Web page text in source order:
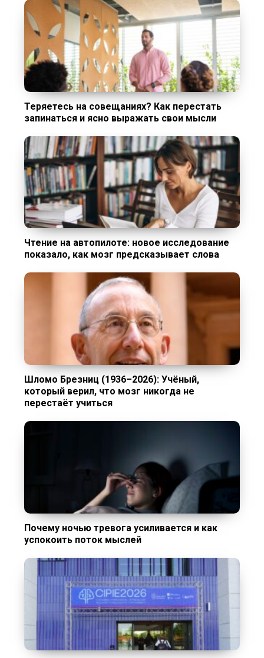
Теряетесь на совещаниях? Как перестать
запинаться и ясно выражать свои мысли
Чтение на автопилоте: новое исследование
показало, как мозг предсказывает слова
Шломо Брезниц (1936–2026): Учёный,
который верил, что мозг никогда не
перестаёт учиться
Почему ночью тревога усиливается и как
успокоить поток мыслей